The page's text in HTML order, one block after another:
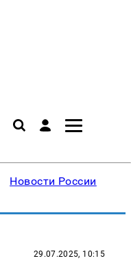
Новости России
29.07.2025, 10:15